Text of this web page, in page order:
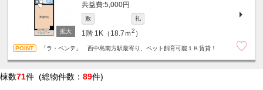
5,000円
敷 礼
1階 1K（18.7ｍ2 ）
「ラ・ペンテ」 西中島南方駅最寄り、ペット飼育可能１Ｋ賃貸！
棟数71件 (総物件数： 89件)